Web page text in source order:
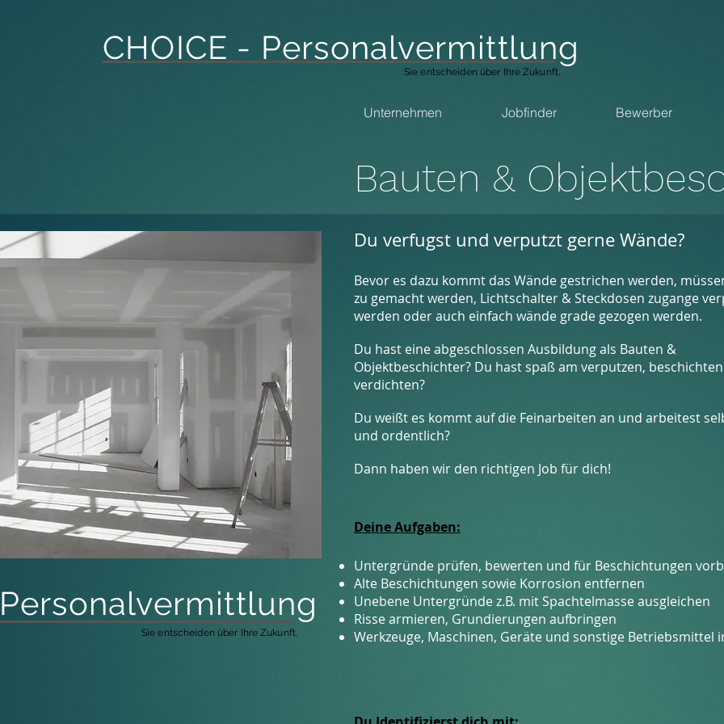
CHOICE - Personalvermittlung
Sie entscheiden über Ihre Zukunft.
Unternehmen Jobfinder Bewerber
Bauten &
Bevor es dazu kommt das Wände gestrichen werden,
zu gemacht werden, Lichtschalter & Steckdosen zugange
werden oder auch einfach wände grade gezogen werden.
Du hast eine abgeschlossen Ausbildung als Bauten &
Objektbeschichter? Du hast spaß am verputzen,
verdichten?
Du weißt es kommt auf die Feinarbeiten an und arbeitest
und ordentlich?
Dann haben wir den richtigen Job für dich!
Sie entscheiden über Ihre Zukunft.
Du verfugst und verputzt gerne Wände?
Deine Aufgaben:
Untergründe prüfen, bewerten und für Beschichtungen
Alte Beschichtungen sowie Korrosion entfernen
Unebene Untergründe z.B. mit Spachtelmasse ausgleichen
Risse armieren, Grundierungen aufbringen
Werkzeuge, Maschinen, Geräte und sonstige Betriebsmittel